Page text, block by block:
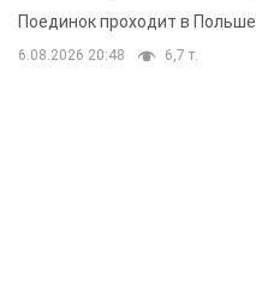
Поединок проходит в Польше
6.08.2026 20:48 6,7 т.